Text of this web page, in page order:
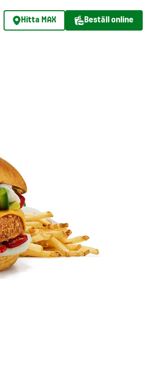
Hitta MAX Beställ online